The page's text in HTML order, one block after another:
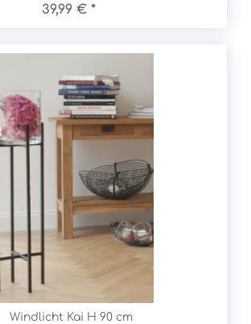
39,99 € *
Windlicht Kai H 90 cm